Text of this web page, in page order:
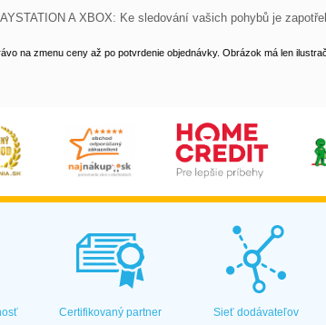
A XBOX: Ke sledování vašich pohybů je
na zmenu ceny až po potvrdenie objednávky. Obrázok má len
Certifikovaný partner Sieť dodávateľov